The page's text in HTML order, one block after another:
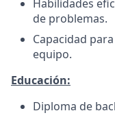
Habilidades
de problemas.
Capacidad
equipo.
Educación:
Diploma de